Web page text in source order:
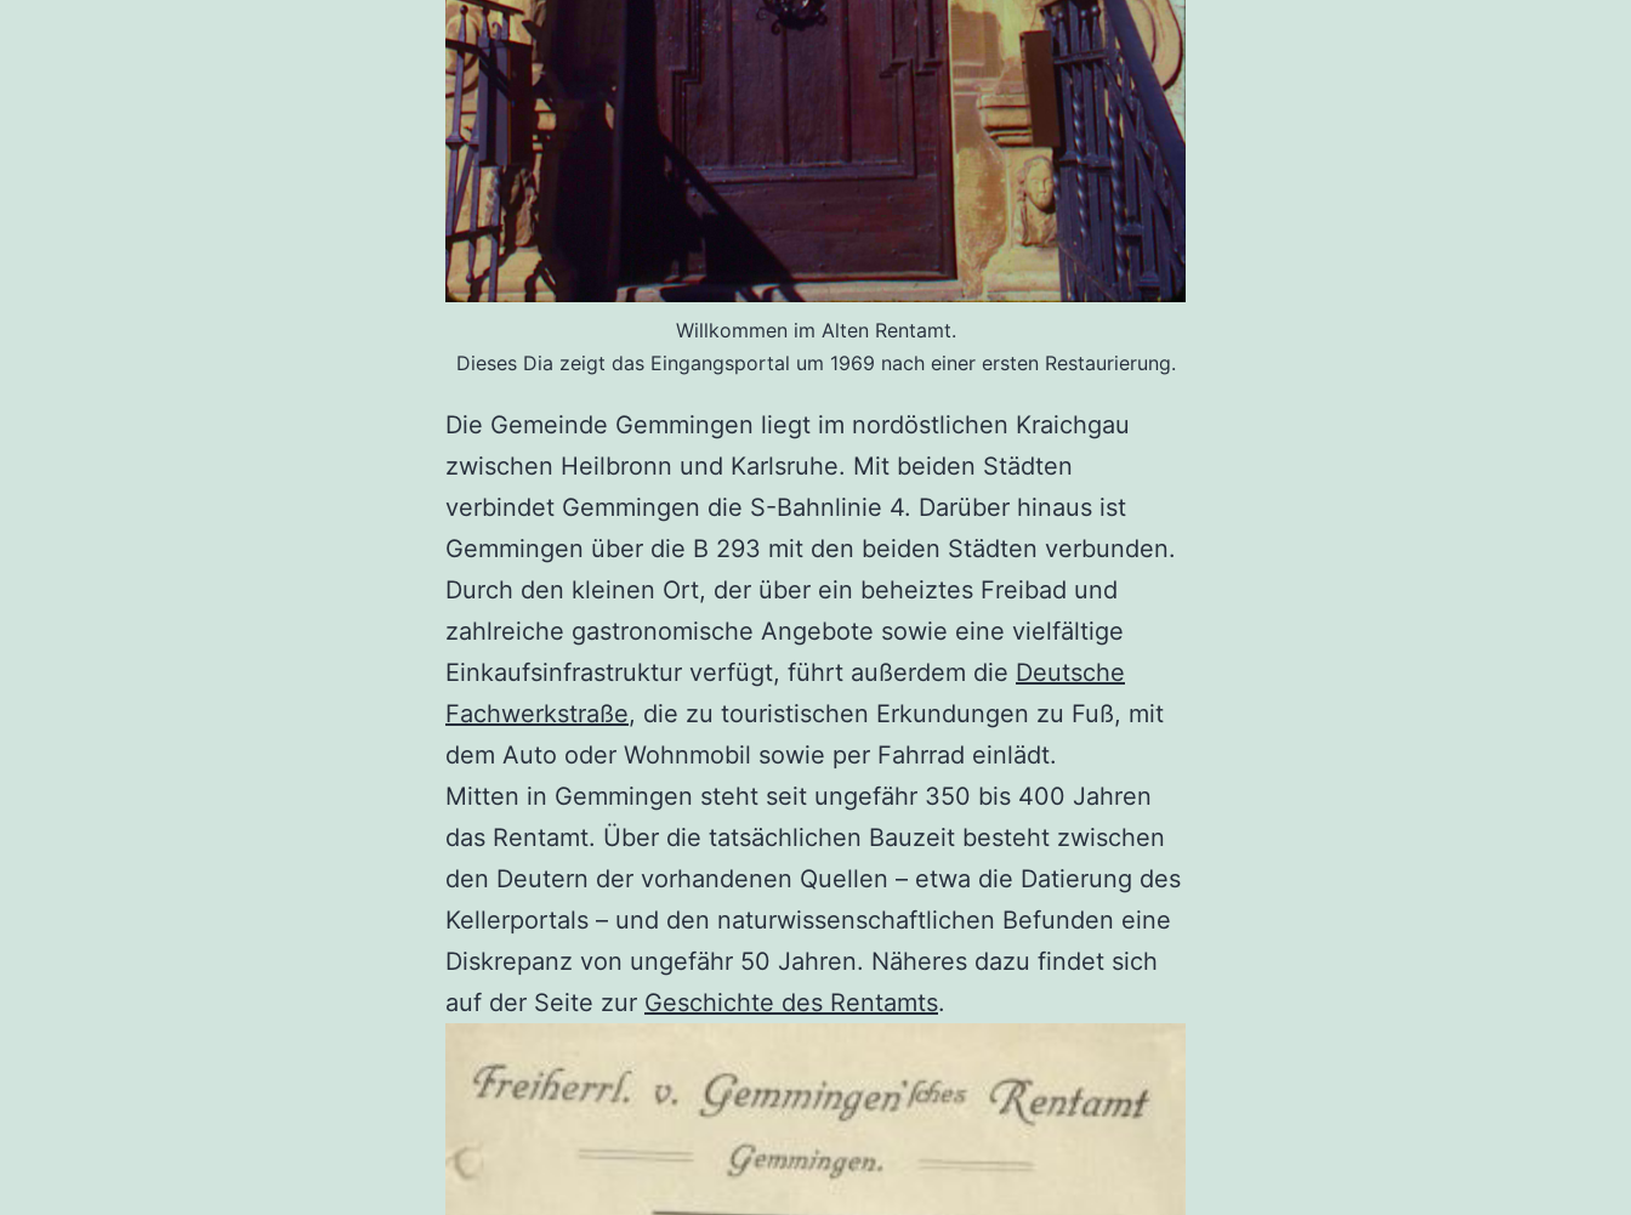
Willkommen im Alten Rentamt.
Dieses Dia zeigt das Eingangsportal um 1969 nach einer ersten Restaurierung.
Die Gemeinde Gemmingen liegt im nordöstlichen Kraichgau
zwischen Heilbronn und Karlsruhe. Mit beiden Städten
verbindet Gemmingen die S-Bahnlinie 4. Darüber hinaus ist
Gemmingen über die B 293 mit den beiden Städten verbunden.
Durch den kleinen Ort, der über ein beheiztes Freibad und
zahlreiche gastronomische Angebote sowie eine vielfältige
Einkaufsinfrastruktur verfügt, führt außerdem die Deutsche
Fachwerkstraße, die zu touristischen Erkundungen zu Fuß, mit
dem Auto oder Wohnmobil sowie per Fahrrad einlädt.
Mitten in Gemmingen steht seit ungefähr 350 bis 400 Jahren
das Rentamt. Über die tatsächlichen Bauzeit besteht zwischen
den Deutern der vorhandenen Quellen – etwa die Datierung des
Kellerportals – und den naturwissenschaftlichen Befunden eine
Diskrepanz von ungefähr 50 Jahren. Näheres dazu findet sich
auf der Seite zur Geschichte des Rentamts.